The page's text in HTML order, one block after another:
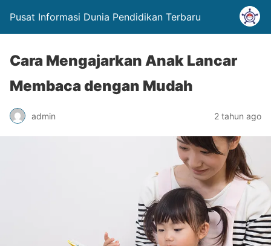
Pusat Informasi Dunia Pendidikan Terbaru
Cara Mengajarkan Anak Lancar
Membaca dengan Mudah
admin 2 tahun ago